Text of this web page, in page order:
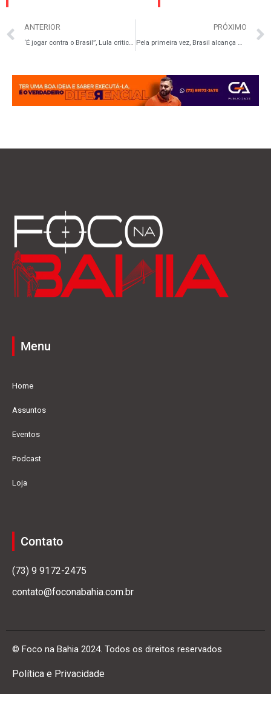
ANTERIOR
‘É jogar contra o Brasil”, Lula critica decisão da Câmara que impede MP da taxação dos super ricos
PRÓXIMO
Pela primeira vez, Brasil alcança marca de 7 milhões de turistas estrangeiros
Menu
Home
Assuntos
Eventos
Podcast
Loja
Contato
(73) 9 9172-2475
contato@foconabahia.com.br
© Foco na Bahia 2024. Todos os direitos reservados
Política e Privacidade